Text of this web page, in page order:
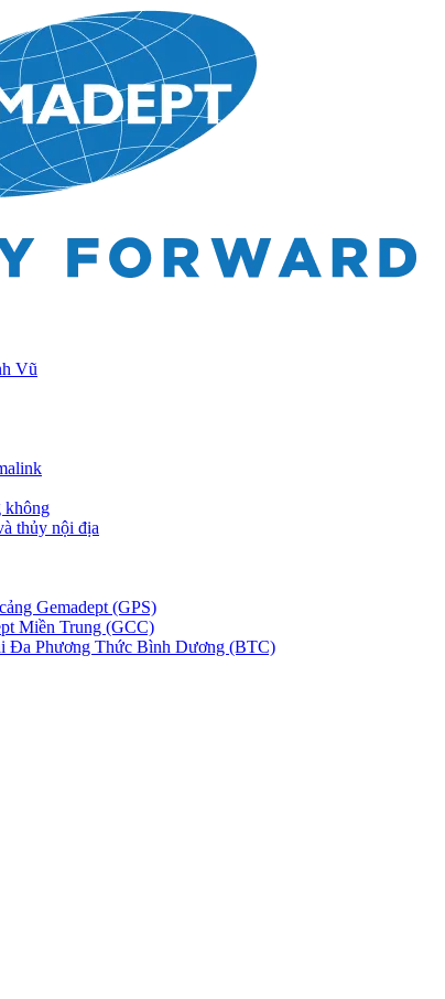
Vũ
không
thủy nội địa
Gemadept (GPS)
Miền Trung (GCC)
Đa Phương Thức Bình Dương (BTC)